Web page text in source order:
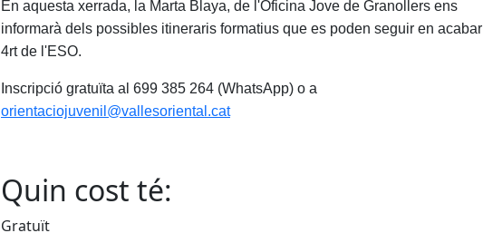
En aquesta xerrada, la Marta Blaya, de l'Oficina Jove de Granollers ens
informarà dels possibles itineraris formatius que es poden seguir en acabar
4rt de l'ESO.
Inscripció gratuïta al 699 385 264 (WhatsApp) o a
orientaciojuvenil@vallesoriental.cat
Quin cost té:
Gratuït